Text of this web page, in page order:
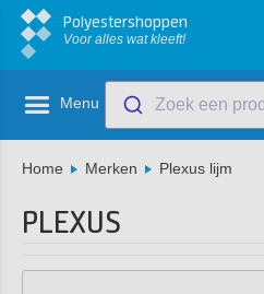
Polyestershoppen
Voor alles wat kleeft!
Menu Zoek een
Home Merken Plexus lijm
PLEXUS